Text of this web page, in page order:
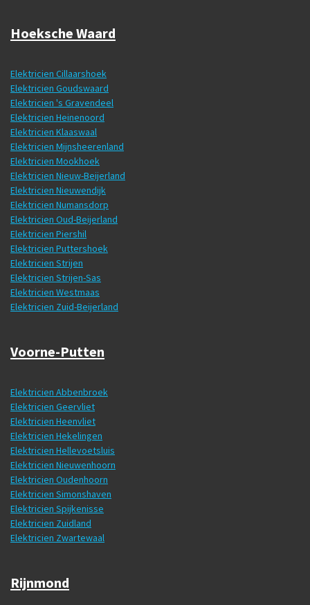
Hoeksche Waard
Elektricien Cillaarshoek
Elektricien Goudswaard
Elektricien 's Gravendeel
Elektricien Heinenoord
Elektricien Klaaswaal
Elektricien Mijnsheerenland
Elektricien Mookhoek
Elektricien Nieuw-Beijerland
Elektricien Nieuwendijk
Elektricien Numansdorp
Elektricien Oud-Beijerland
Elektricien Piershil
Elektricien Puttershoek
Elektricien Strijen
Elektricien Strijen-Sas
Elektricien Westmaas
Elektricien Zuid-Beijerland
Voorne-Putten
Elektricien Abbenbroek
Elektricien Geervliet
Elektricien Heenvliet
Elektricien Hekelingen
Elektricien Hellevoetsluis
Elektricien Nieuwenhoorn
Elektricien Oudenhoorn
Elektricien Simonshaven
Elektricien Spijkenisse
Elektricien Zuidland
Elektricien Zwartewaal
Rijnmond